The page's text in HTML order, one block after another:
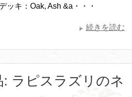
ッキ：Oak, Ash &a・・・
続きを読む
: ラピスラズリのネ